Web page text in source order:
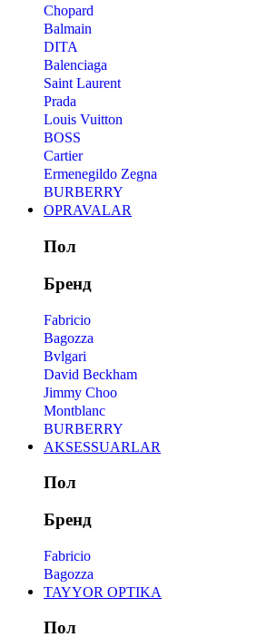
Chopard
Balmain
DITA
Balenciaga
Saint Laurent
Prada
Louis Vuitton
BOSS
Cartier
Ermenegildo Zegna
BURBERRY
OPRAVALAR
Пол
Бренд
Fabricio
Bagozza
Bvlgari
David Beckham
Jimmy Choo
Montblanc
BURBERRY
AKSESSUARLAR
Пол
Бренд
Fabricio
Bagozza
TAYYOR OPTIKA
Пол